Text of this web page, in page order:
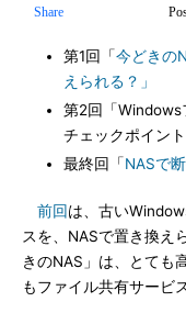
Share
第1回「今どきの
えられる？」
第2回「Windows
チェックポイント
最終回「NASで
前回は、古い
スを、NASで置き換え
きのNAS」は、とても
もファイル共有サービ